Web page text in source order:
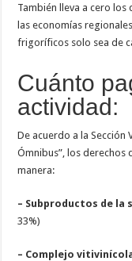
También lleva a cero
las economías
frigoríficos solo sea de
Cuánto
actividad:
De acuerdo a la Sección
Ómnibus”, los
manera:
– Subproductos de la
33%)
– Complejo